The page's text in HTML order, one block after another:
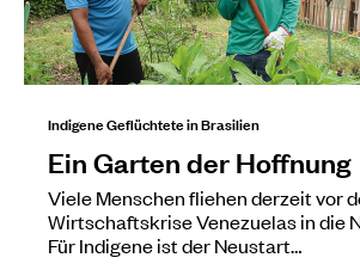
Indigene Geflüchtete in Brasilien
Ein Garten der Hoffnung
Viele Menschen fliehen derzeit vor
Wirtschaftskrise Venezuelas in die
Für Indigene ist der Neustart…